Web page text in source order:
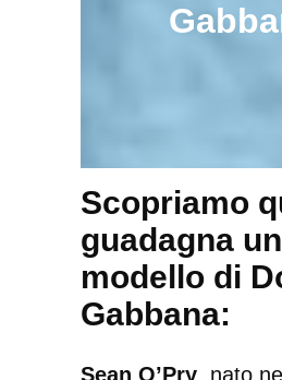
Scopriamo
guadagna un
modello di
Gabbana:
Sean O’Pry, nato